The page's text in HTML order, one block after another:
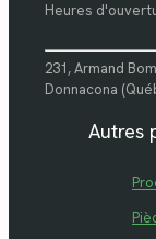
Heures
231, Armand
Donnacona
Autres